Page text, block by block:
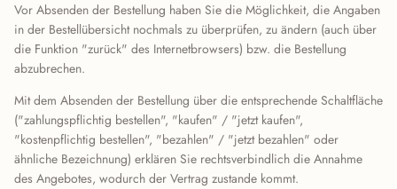
Vor Absenden der Bestellung haben Sie die Möglichkeit, die Angaben
in der Bestellübersicht nochmals zu überprüfen, zu ändern (auch über
die Funktion "zurück" des Internetbrowsers) bzw. die Bestellung
abzubrechen.
Mit dem Absenden der Bestellung über die entsprechende Schaltfläche
("zahlungspflichtig bestellen", "kaufen" / "jetzt kaufen",
"kostenpflichtig bestellen", "bezahlen" / "jetzt bezahlen" oder
ähnliche Bezeichnung) erklären Sie rechtsverbindlich die Annahme
des Angebotes, wodurch der Vertrag zustande kommt.